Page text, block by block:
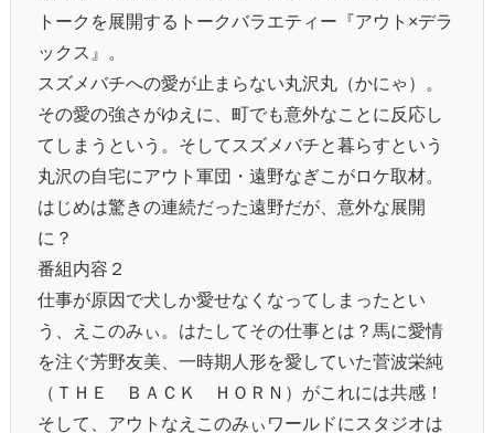
トークを展開するトークバラエティー『アウト×デラ
ックス』。
スズメバチへの愛が止まらない丸沢丸（かにゃ）。
その愛の強さがゆえに、町でも意外なことに反応し
てしまうという。そしてスズメバチと暮らすという
丸沢の自宅にアウト軍団・遠野なぎこがロケ取材。
はじめは驚きの連続だった遠野だが、意外な展開
に？
番組内容２
仕事が原因で犬しか愛せなくなってしまったとい
う、えこのみぃ。はたしてその仕事とは？馬に愛情
を注ぐ芳野友美、一時期人形を愛していた菅波栄純
（ＴＨＥ ＢＡＣＫ ＨＯＲＮ）がこれには共感！
そして、アウトなえこのみぃワールドにスタジオは